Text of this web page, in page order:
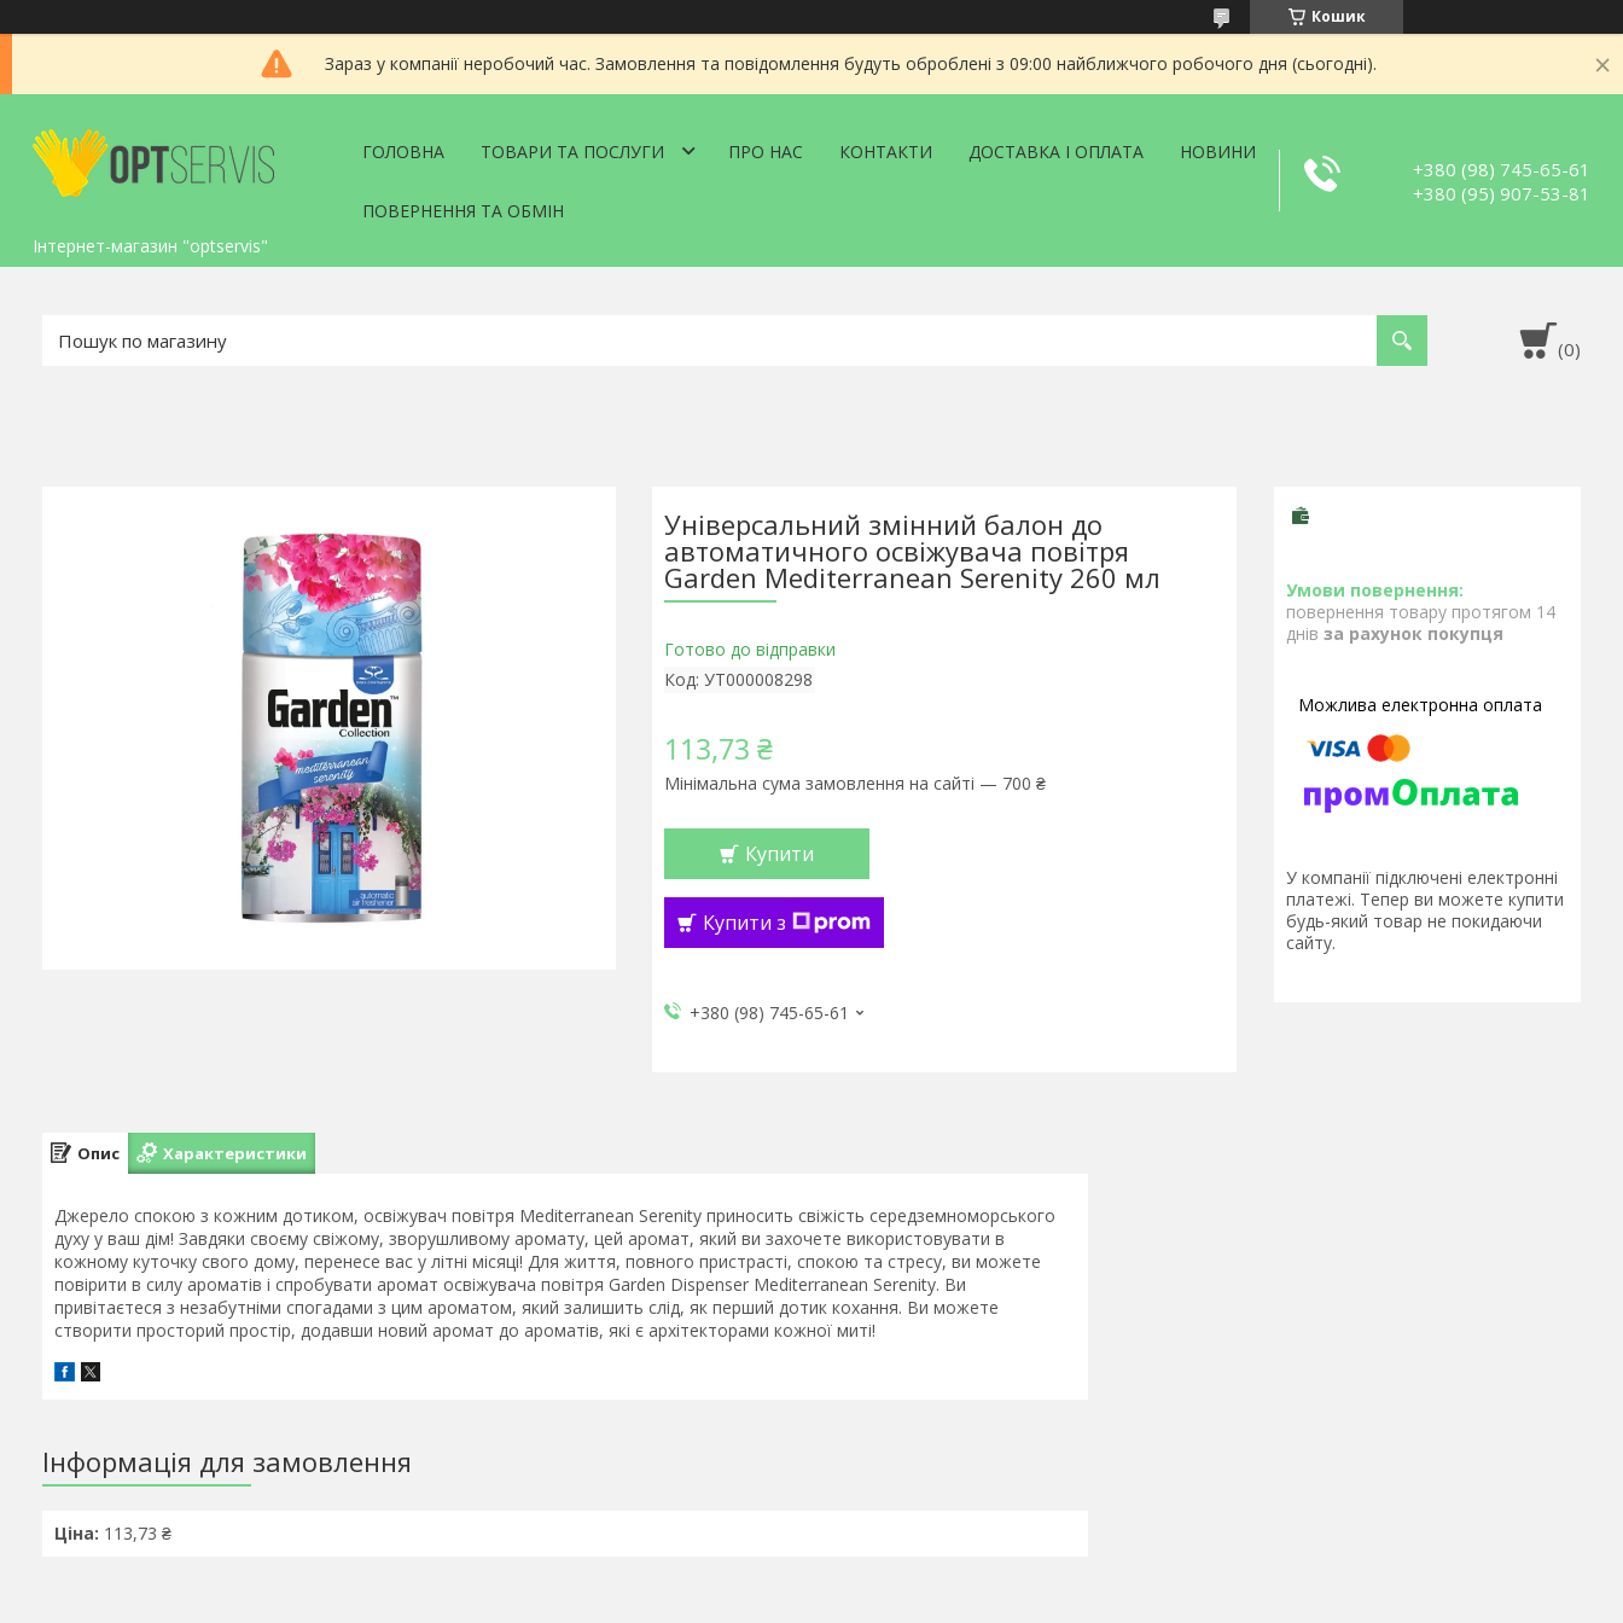
Кошик
Зараз у компанії неробочий час. Замовлення та повідомлення будуть оброблені з 09:00 найближчого робочого дня (сьогодні).
Інтернет-магазин "optservis"
ГОЛОВНА ТОВАРИ ТА ПОСЛУГИ ПРО НАС КОНТАКТИ ДОСТАВКА І ОПЛАТА НОВИНИ
ПОВЕРНЕННЯ ТА ОБМІН
+380 (98) 745-65-61
+380 (95) 907-53-81
Універсальний змінний балон до
автоматичного освіжувача повітря
Garden Mediterranean Serenity 260 мл
Готово до відправки
Код: УТ000008298
113,73 ₴
Мінімальна сума замовлення на сайті — 700 ₴
Купити
Купити з
+380 (98) 745-65-61
повернення товару протягом 14
днів за рахунок покупця
У компанії підключені електронні
платежі. Тепер ви можете купити
будь-який товар не покидаючи
сайту.
Опис Характеристики
Джерело спокою з кожним дотиком, освіжувач повітря Mediterranean Serenity приносить свіжість середземноморського
духу у ваш дім! Завдяки своєму свіжому, зворушливому аромату, цей аромат, який ви захочете використовувати в
кожному куточку свого дому, перенесе вас у літні місяці! Для життя, повного пристрасті, спокою та стресу, ви можете
повірити в силу ароматів і спробувати аромат освіжувача повітря Garden Dispenser Mediterranean Serenity. Ви
привітаєтеся з незабутніми спогадами з цим ароматом, який залишить слід, як перший дотик кохання. Ви можете
створити просторий простір, додавши новий аромат до ароматів, які є архітекторами кожної миті!
Інформація для замовлення
Ціна: 113,73 ₴